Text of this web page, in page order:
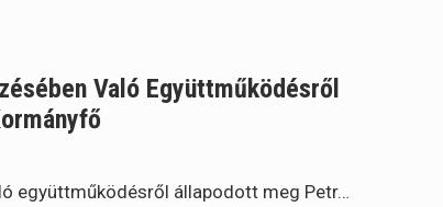
Való Együttműködésről
együttműködésről állapodott meg Petr…